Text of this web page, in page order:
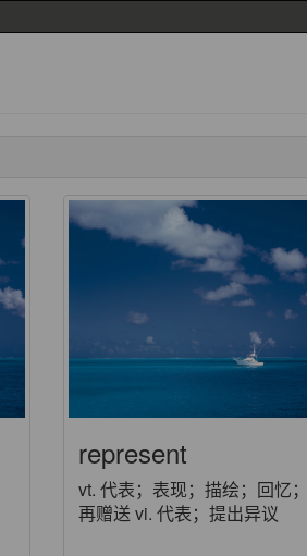
represent
vt. 代表；表现；描绘；回忆；
再赠送 vi. 代表；提出异议